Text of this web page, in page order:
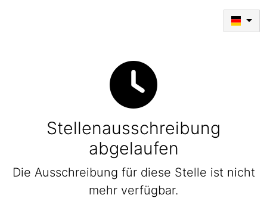
Stellenausschreibung
abgelaufen
Die Ausschreibung für diese Stelle ist nicht
mehr verfügbar.